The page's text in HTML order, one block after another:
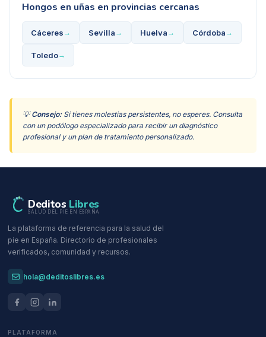
Hongos en uñas en provincias cercanas
Cáceres → Sevilla → Huelva → Córdoba →
Toledo→
💡Consejo:Si tienes molestias persistentes, no esperes. Consulta
con un podólogo especializado para recibir un diagnóstico
profesional y un plan de tratamiento personalizado.
Deditos Libres
SALUD DEL PIE EN ESPAÑA
La plataforma de referencia para la salud del
pie en España. Directorio de profesionales
verificados, comunidad y recursos.
hola@deditoslibres.es
PLATAFORMA